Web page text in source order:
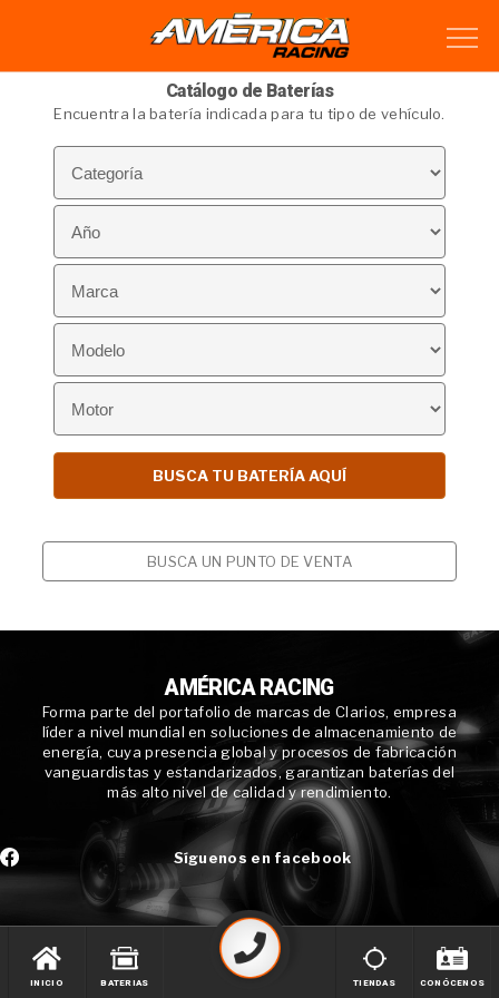
Catálogo de Baterías
Encuentra la batería indicada para tu tipo de vehículo.
BUSCA UN PUNTO DE VENTA
AMÉRICA RACING
Forma parte del portafolio de marcas de Clarios, empresa
líder a nivel mundial en soluciones de almacenamiento de
energía, cuya presencia global y procesos de fabricación
vanguardistas y estandarizados, garantizan baterías del
más alto nivel de calidad y rendimiento.
Síguenos en facebook
INICIO BATERIAS TIENDAS CONÓCENOS